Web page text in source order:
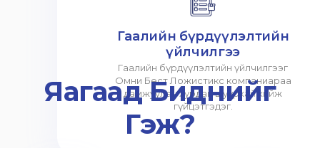
Гаалийн бүрдүүлэлтийн
үйлчилгээ
Гаалийн бүрдүүлэлтийн үйлчилгээг
Омни Бест Ложистикс компаниараа
дамжуулан хурдан шуурхай хийж
гүйцэтгэдэг.
Яагаад Биднийг
Гэж?